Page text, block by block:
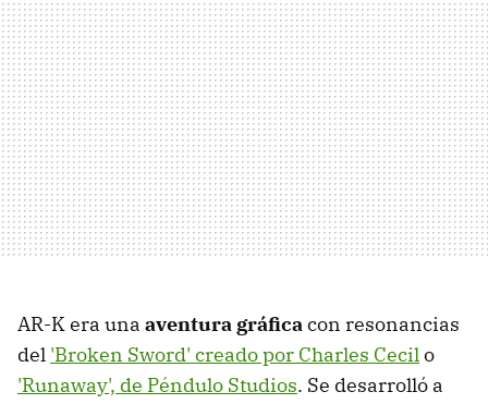
AR-K era una aventura gráficacon resonancias
del 'Broken Sword' creado por Charles Cecilo
'Runaway', de Péndulo Studios. Se desarrolló a